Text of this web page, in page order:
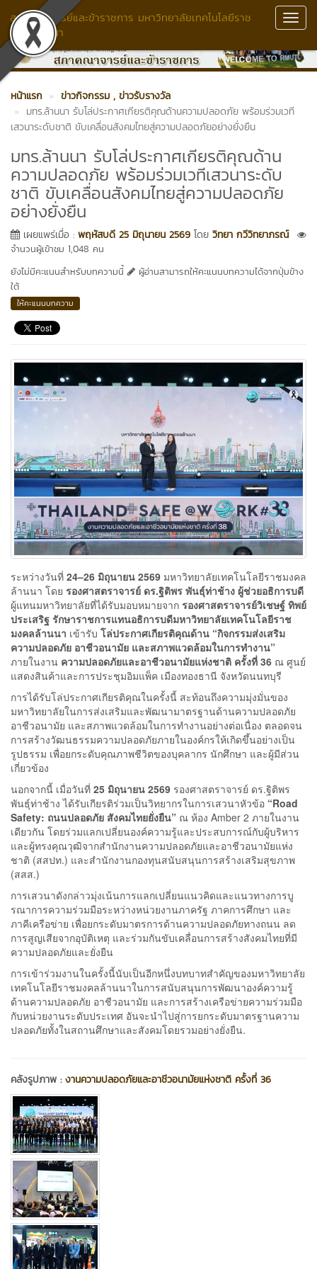
สภาคณาจารย์และข้าราชการ มหาวิทยาลัยเทคโนโลยีราช
มงคลล้านนา
หน้าแรก ข่าวกิจกรรม , ข่าวรับรางวัล
มทร.ล้านนา รับโล่ประกาศเกียรติคุณด้านความปลอดภัย พร้อมร่วมเวที
เสวนาระดับชาติ ขับเคลื่อนสังคมไทยสู่ความปลอดภัยอย่างยั่งยืน
มทร.ล้านนา รับโล่ประกาศเกียรติคุณด้าน
ความปลอดภัย พร้อมร่วมเวทีเสวนาระดับ
ชาติ ขับเคลื่อนสังคมไทยสู่ความปลอดภัย
อย่างยั่งยืน
เผยแพร่เมื่อ : พฤหัสบดี 25 มิถุนายน 2569 โดย วิทยา กวีวิทยาภรณ์
จำนวนผู้เข้าชม 1,048 คน
ยังไม่มีคะแนนสำหรับบทความนี้
ผู้อ่านสามารถให้คะแนนบทความได้จากปุ่มข้าง
ใต้
ให้คะแนนบทความ
ระหว่างวันที่ 24–26 มิถุนายน 2569 มหาวิทยาลัยเทคโนโลยีราชมงคล
ล้านนา โดย รองศาสตราจารย์ ดร.ฐิติพร พันธุ์ท่าช้าง ผู้ช่วยอธิการบดี
ผู้แทนมหาวิทยาลัยที่ได้รับมอบหมายจาก รองศาสตราจารย์วิเชษฐ์ ทิพย์
ประเสริฐ รักษาราชการแทนอธิการบดีมหาวิทยาลัยเทคโนโลยีราช
มงคลล้านนา เข้ารับ โล่ประกาศเกียรติคุณด้าน “กิจกรรมส่งเสริม
ความปลอดภัย อาชีวอนามัย และสภาพแวดล้อมในการทำงาน”
ภายในงาน ความปลอดภัยและอาชีวอนามัยแห่งชาติ ครั้งที่ 36 ณ ศูนย์
แสดงสินค้าและการประชุมอิมแพ็ค เมืองทองธานี จังหวัดนนทบุรี
การได้รับโล่ประกาศเกียรติคุณในครั้งนี้ สะท้อนถึงความมุ่งมั่นของ
มหาวิทยาลัยในการส่งเสริมและพัฒนามาตรฐานด้านความปลอดภัย
อาชีวอนามัย และสภาพแวดล้อมในการทำงานอย่างต่อเนื่อง ตลอดจน
การสร้างวัฒนธรรมความปลอดภัยภายในองค์กรให้เกิดขึ้นอย่างเป็น
รูปธรรม เพื่อยกระดับคุณภาพชีวิตของบุคลากร นักศึกษา และผู้มีส่วน
เกี่ยวข้อง
นอกจากนี้ เมื่อวันที่ 25 มิถุนายน 2569 รองศาสตราจารย์ ดร.ฐิติพร
พันธุ์ท่าช้าง ได้รับเกียรติร่วมเป็นวิทยากรในการเสวนาหัวข้อ “Road
Safety: ถนนปลอดภัย สังคมไทยยั่งยืน” ณ ห้อง Amber 2 ภายในงาน
เดียวกัน โดยร่วมแลกเปลี่ยนองค์ความรู้และประสบการณ์กับผู้บริหาร
และผู้ทรงคุณวุฒิจากสำนักงานความปลอดภัยและอาชีวอนามัยแห่ง
ชาติ (สสปท.) และสำนักงานกองทุนสนับสนุนการสร้างเสริมสุขภาพ
(สสส.)
การเสวนาดังกล่าวมุ่งเน้นการแลกเปลี่ยนแนวคิดและแนวทางการบู
รณาการความร่วมมือระหว่างหน่วยงานภาครัฐ ภาคการศึกษา และ
ภาคีเครือข่าย เพื่อยกระดับมาตรการด้านความปลอดภัยทางถนน ลด
การสูญเสียจากอุบัติเหตุ และร่วมกันขับเคลื่อนการสร้างสังคมไทยที่มี
ความปลอดภัยและยั่งยืน
การเข้าร่วมงานในครั้งนี้นับเป็นอีกหนึ่งบทบาทสำคัญของมหาวิทยาลัย
เทคโนโลยีราชมงคลล้านนาในการสนับสนุนการพัฒนาองค์ความรู้
ด้านความปลอดภัย อาชีวอนามัย และการสร้างเครือข่ายความร่วมมือ
กับหน่วยงานระดับประเทศ อันจะนำไปสู่การยกระดับมาตรฐานความ
ปลอดภัยทั้งในสถานศึกษาและสังคมโดยรวมอย่างยั่งยืน.
คลังรูปภาพ :งานความปลอดภัยและอาชีวอนามัยแห่งชาติ ครั้งที่ 36